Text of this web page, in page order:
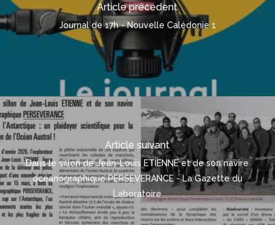
Article précédent
Journal de 17h - Nouvelle Calédonie 1
Article suivant
Dans le sillon de Jean-Louis ETIENNE et de son navire
océanographique PERSEVERANCE - La Gazette du
Laboratoire